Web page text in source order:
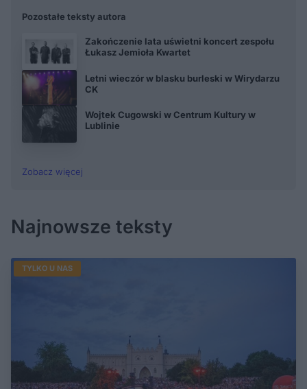
Pozostałe teksty autora
Zakończenie lata uświetni koncert zespołu
Łukasz Jemioła Kwartet
Letni wieczór w blasku burleski w Wirydarzu
CK
Wojtek Cugowski w Centrum Kultury w
Lublinie
Zobacz więcej
Najnowsze teksty
TYLKO U NAS